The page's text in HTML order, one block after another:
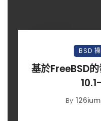
BSD
基於FreeBSD
By 126ium